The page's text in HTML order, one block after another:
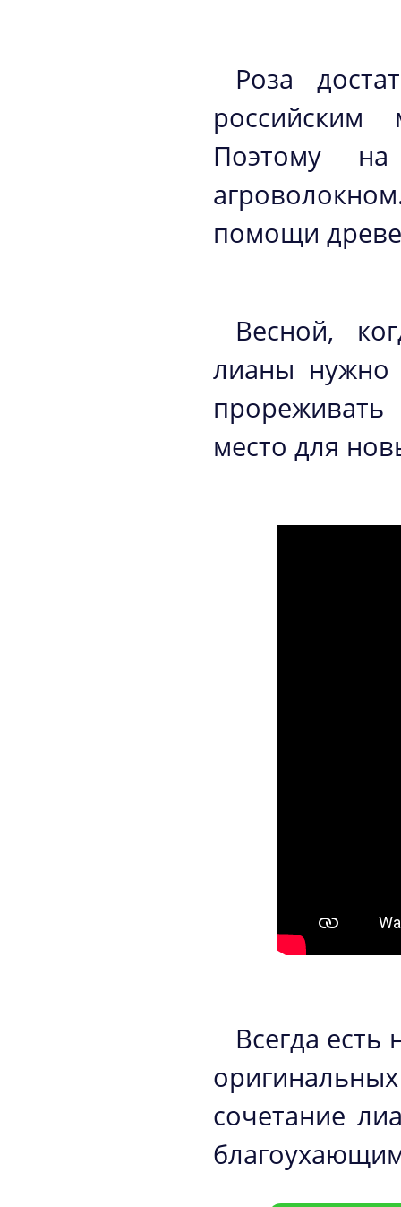
Роза
Поэтому
помощи
Весной,
лианы нужно
место для
Всегда
сочетание